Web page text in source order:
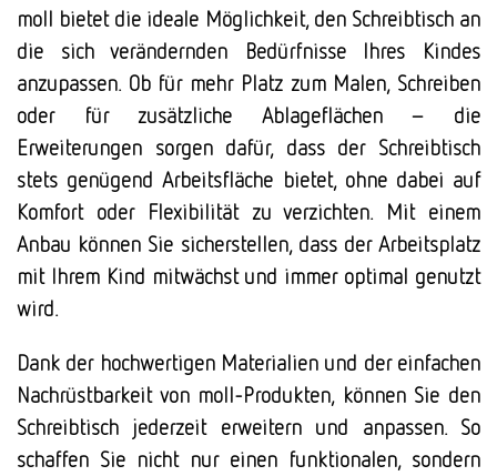
moll bietet die ideale Möglichkeit, den Schreibtisch an
die sich verändernden Bedürfnisse Ihres Kindes
anzupassen. Ob für mehr Platz zum Malen, Schreiben
oder für zusätzliche Ablageflächen – die
Erweiterungen sorgen dafür, dass der Schreibtisch
stets genügend Arbeitsfläche bietet, ohne dabei auf
Komfort oder Flexibilität zu verzichten. Mit einem
Anbau können Sie sicherstellen, dass der Arbeitsplatz
mit Ihrem Kind mitwächst und immer optimal genutzt
wird.
Dank der hochwertigen Materialien und der einfachen
Nachrüstbarkeit von moll-Produkten, können Sie den
Schreibtisch jederzeit erweitern und anpassen. So
schaffen Sie nicht nur einen funktionalen, sondern